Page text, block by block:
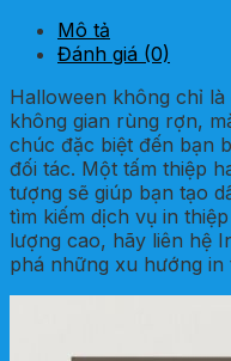
Mô tả
Đánh giá (0)
Halloween không chỉ
không gian rùng rợn,
chúc đặc biệt đến bạn
đối tác. Một tấm thiệp
tượng sẽ giúp bạn tạo
tìm kiếm dịch vụ in
lượng cao, hãy liên hệ
phá những xu hướng